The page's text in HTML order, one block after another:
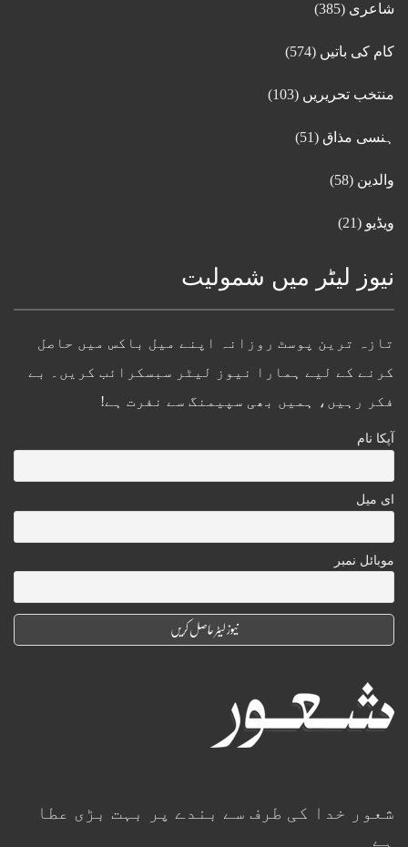
شاعری (385)
کام کی باتیں (574)
منتخب تحریریں (103)
ہنسی مذاق (51)
والدین (58)
ویڈیو (21)
نیوز لیٹر میں شمولیت
تازہ ترین پوسٹ روزانہ اپنے میل باکس میں حاصل
کرنے کے لیے ہمارا نیوز لیٹر سبسکرائب کریں۔ بے
فکر رہیں، ہمیں بھی سپیمنگ سے نفرت ہے!
آپکا نام
ای میل
موبائل نمبر
شعور خدا کی طرف سے بندے پر بہت بڑی عطا
ہے